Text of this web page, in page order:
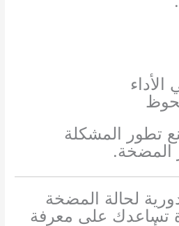
تطور المشكلة
المضخة.
لحالة المضخة
تساعدك على معرفة